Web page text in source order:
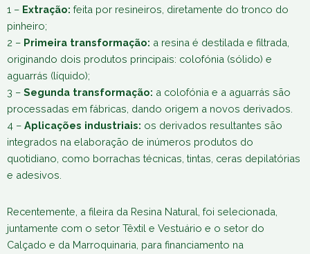
1 – Extração: feita por resineiros, diretamente do tronco do
pinheiro;
2 – Primeira transformação: a resina é destilada e filtrada,
originando dois produtos principais: colofónia (sólido) e
aguarrás (líquido);
3 – Segunda transformação: a colofónia e a aguarrás são
processadas em fábricas, dando origem a novos derivados.
4 – Aplicações industriais: os derivados resultantes são
integrados na elaboração de inúmeros produtos do
quotidiano, como borrachas técnicas, tintas, ceras depilatórias
e adesivos.
Recentemente, a fileira da Resina Natural, foi selecionada,
juntamente com o setor Têxtil e Vestuário e o setor do
Calçado e da Marroquinaria, para financiamento na